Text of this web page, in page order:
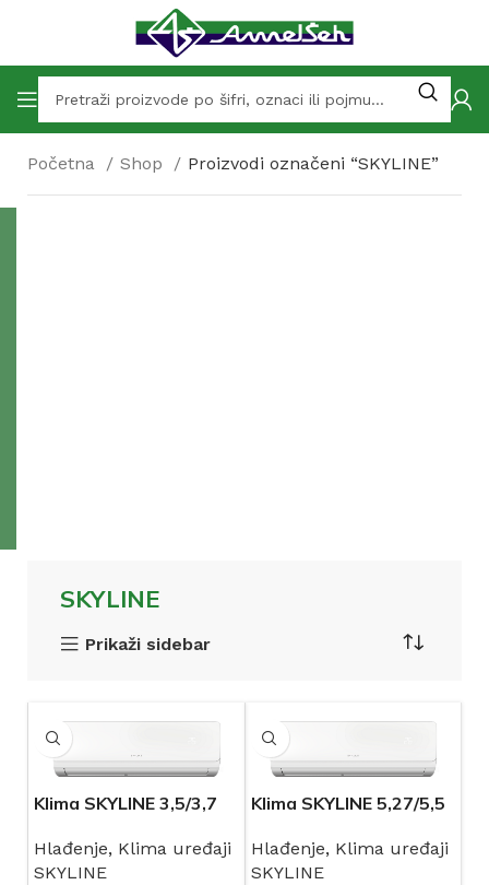
Početna Shop Proizvodi označeni “SKYLINE”
SKYLINE
Prikaži sidebar
Klima SKYLINE 3,5/3,7
A++/A+++ R32
Hlađenje, Klima uređaji
SKYLINE
Klima SKYLINE 5,27/5,5
A++/A+++ R32
Hlađenje, Klima uređaji
SKYLINE